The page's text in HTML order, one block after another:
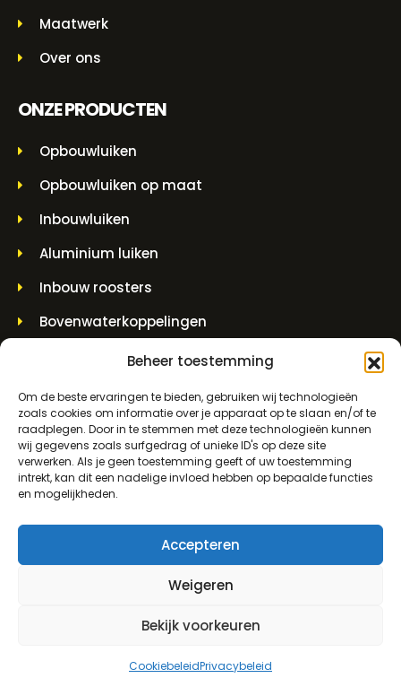
Beheer toestemming
Om de beste ervaringen te bieden, gebruiken wij technologieën
zoals cookies om informatie over je apparaat op te slaan en/of te
raadplegen. Door in te stemmen met deze technologieën kunnen
wij gegevens zoals surfgedrag of unieke ID's op deze site
verwerken. Als je geen toestemming geeft of uw toestemming
intrekt, kan dit een nadelige invloed hebben op bepaalde functies
en mogelijkheden.
Accepteren
Weigeren
Bekijk voorkeuren
CookiebeleidPrivacybeleid
Maatwerk
Over ons
ONZE PRODUCTEN
Opbouwluiken
Opbouwluiken op maat
Inbouwluiken
Aluminium luiken
Inbouw roosters
Bovenwaterkoppelingen
Muurdoorvoerstukken
Hijspotten en spindelpotten
CONTACTINFORMATIE
Molenwerf 5 1911 DB Uitgeest
info@bezo.nl
+31(0)251-311208
Algemene voorwaarden